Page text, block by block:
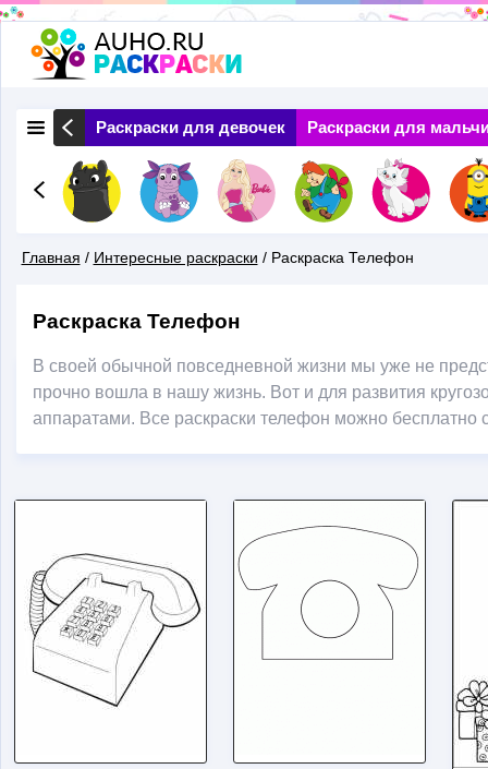
Перейти
к
основному
содержанию
Природа Раскраски для девочек Раскраски для
Здесь
Главная / Интересные раскраски / Раскраска Телефон
Раскраска Телефон
В своей обычной повседневной жизни мы уже не
прочно вошла в нашу жизнь. Вот и для развития
аппаратами. Все раскраски телефон можно бесплатно